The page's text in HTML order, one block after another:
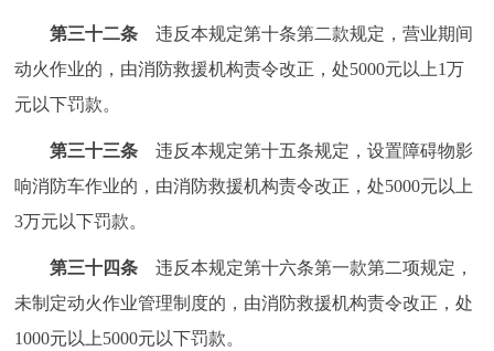
第三十二条 违反本规定第十条第二款规定，营业期间
动火作业的，由消防救援机构责令改正，处5000元以上1万
元以下罚款。
第三十三条 违反本规定第十五条规定，设置障碍物影
响消防车作业的，由消防救援机构责令改正，处5000元以上
3万元以下罚款。
第三十四条 违反本规定第十六条第一款第二项规定，
未制定动火作业管理制度的，由消防救援机构责令改正，处
1000元以上5000元以下罚款。